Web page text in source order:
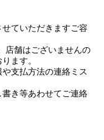
ていただきますご容
店舗はございませんの
ます。
支払方法の連絡ミス
き等あわせてご連絡